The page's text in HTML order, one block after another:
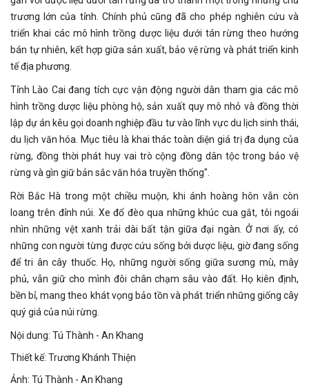
trương lớn của tỉnh. Chính phủ cũng đã cho phép nghiên cứu và
triển khai các mô hình trồng dược liệu dưới tán rừng theo hướng
bán tự nhiên, kết hợp giữa sản xuất, bảo vệ rừng và phát triển kinh
tế địa phương.
Tỉnh Lào Cai đang tích cực vận động người dân tham gia các mô
hình trồng dược liệu phòng hộ, sản xuất quy mô nhỏ và đồng thời
lập dự án kêu gọi doanh nghiệp đầu tư vào lĩnh vực du lịch sinh thái,
du lịch văn hóa. Mục tiêu là khai thác toàn diện giá trị đa dụng của
rừng, đồng thời phát huy vai trò cộng đồng dân tộc trong bảo vệ
rừng và gìn giữ bản sắc văn hóa truyền thống".
Rời Bắc Hà trong một chiều muộn, khi ánh hoàng hôn vẫn còn
loang trên đỉnh núi. Xe đổ đèo qua những khúc cua gắt, tôi ngoái
nhìn những vệt xanh trải dài bất tận giữa đại ngàn. Ở nơi ấy, có
những con người từng được cứu sống bởi dược liệu, giờ đang sống
để tri ân cây thuốc. Họ, những người sống giữa sương mù, mây
phủ, vẫn giữ cho mình đôi chân chạm sâu vào đất. Họ kiên định,
bền bỉ, mang theo khát vọng bảo tồn và phát triển những giống cây
quý giá của núi rừng.
Nội dung: Tú Thành - An Khang
Thiết kế: Trương Khánh Thiện
Ảnh: Tú Thành - An Khang